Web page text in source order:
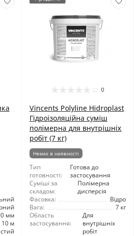
мм
10 м
0
Vincents Polyline Hidroplast
Гідроізоляційна суміш
полімерна для внутрішніх
робіт (7 кг)
Немає в наявності
Тип
готовності:
Готова до
застосування
Суміші за
складом:
Полімерна
дисперсія
Фасовка:
Відро
Вага:
7 кг
Область
застосування:
Для
внутрішніх
робіт